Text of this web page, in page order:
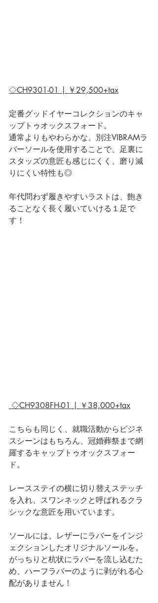
◇CH9301-01 | ￥29,500+tax
定番グッドイヤーコレクションのキャ
ップトゥオックスフォード。
通常よりもやわらかな、別注VIBRAMラ
バーソールを使用することで、足裏に
スタッズの意匠も感じにくく、磨り減
りにくい特性も◎
年代問わず履きやすいラストは、飽き
ることなく長く履いていける１足で
す！
◇CH9308FH-01 | ￥38,000+tax
こちらも同じく、就職活動からビジネ
スシーンはもちろん、冠婚葬祭まで網
羅するキャップトゥオックスフォー
ド。
レースステイの横に切り替えステッチ
を入れ、スワンネックと呼ばれるクラ
シックな意匠を用いています。
ソールには、レザーにラバーをインジ
ェクションしたオリジナルソールを。
がっちりと杭状にラバーを流し込むた
め、ハーフラバーのように剥がれる心
配がありません！